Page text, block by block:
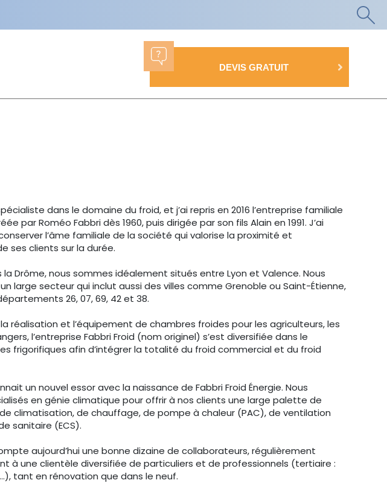
DEVIS GRATUIT
dans le domaine du froid, et j’ai repris en 2016 l’entreprise familiale
par Roméo Fabbri dès 1960, puis dirigée par son fils Alain en 1991. J’ai
l’âme familiale de la société qui valorise la proximité et
ses clients sur la durée.
la Drôme, nous sommes idéalement situés entre Lyon et Valence. Nous
large secteur qui inclut aussi des villes comme Grenoble ou Saint-Étienne,
26, 07, 69, 42 et 38.
réalisation et l’équipement de chambres froides pour les agriculteurs, les
l’entreprise Fabbri Froid (nom originel) s’est diversifiée dans le
frigorifiques afin d’intégrer la totalité du froid commercial et du froid
un nouvel essor avec la naissance de Fabbri Froid Énergie. Nous
en génie climatique pour offrir à nos clients une large palette de
climatisation, de chauffage, de pompe à chaleur (PAC), de ventilation
sanitaire (ECS).
aujourd’hui une bonne dizaine de collaborateurs, régulièrement
à une clientèle diversifiée de particuliers et de professionnels (tertiaire :
tant en rénovation que dans le neuf.